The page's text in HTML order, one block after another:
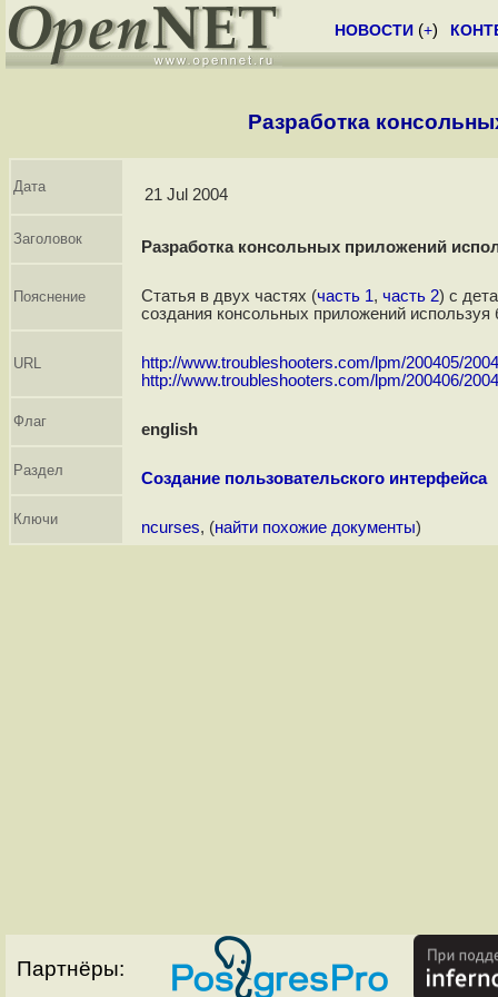
НОВОСТИ (+)
Разработка
Дата 21 Jul 2004
Заголовок Разработка консольных приложений
Пояснение Статья в двух частях (часть 1, часть 2) с
создания консольных приложений используя
URL
http://www.troubleshooters.com/lpm/200405/
http://www.troubleshooters.com/lpm/200406/
Флаг english
Раздел Создание пользовательского интерфейса
Ключи ncurses, (найти похожие документы)
Партнёры: